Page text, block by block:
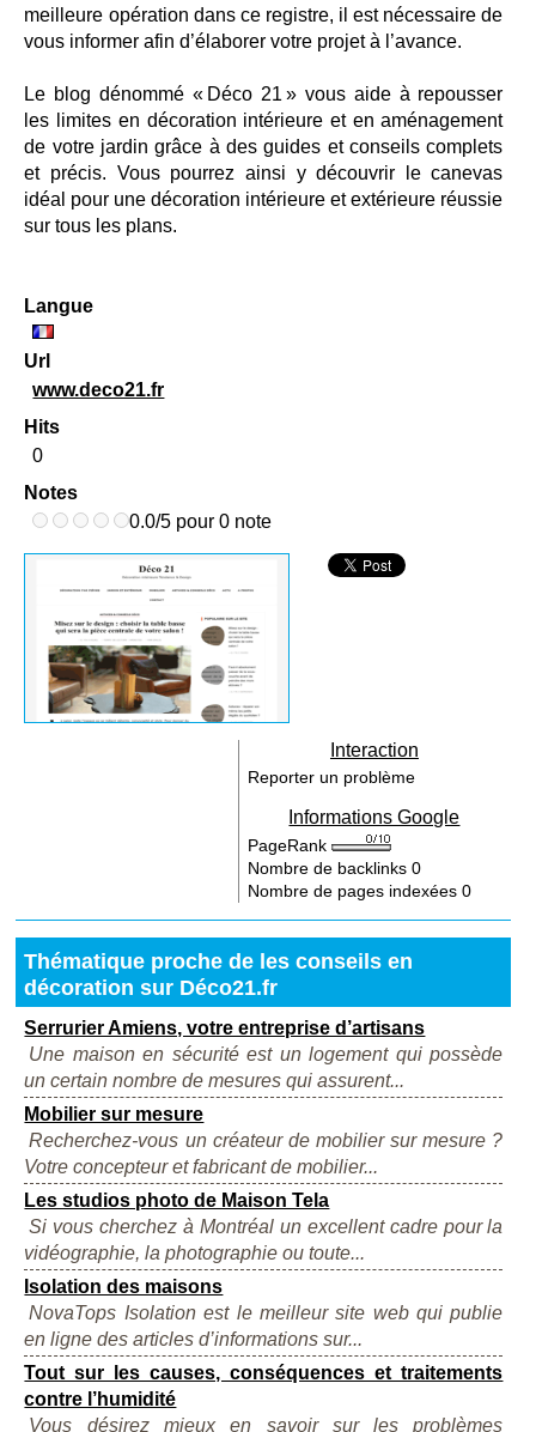
meilleure opération dans ce registre, il est nécessaire de
vous informer afin d’élaborer votre projet à l’avance.
Le blog dénommé « Déco 21 » vous aide à repousser
les limites en décoration intérieure et en aménagement
de votre jardin grâce à des guides et conseils complets
et précis. Vous pourrez ainsi y découvrir le canevas
idéal pour une décoration intérieure et extérieure réussie
sur tous les plans.
Langue
Url
www.deco21.fr
Hits
0
Notes
0.0/5 pour 0 note
Interaction
Reporter un problème
Informations Google
PageRank
Nombre de backlinks0
Nombre de pages indexées0
Thématique proche de les conseils en
décoration sur Déco21.fr
Serrurier Amiens, votre entreprise d’artisans
Une maison en sécurité est un logement qui possède
un certain nombre de mesures qui assurent...
Mobilier sur mesure
Recherchez-vous un créateur de mobilier sur mesure ?
Votre concepteur et fabricant de mobilier...
Les studios photo de Maison Tela
Si vous cherchez à Montréal un excellent cadre pour la
vidéographie, la photographie ou toute...
Isolation des maisons
NovaTops Isolation est le meilleur site web qui publie
en ligne des articles d’informations sur...
Tout sur les causes, conséquences et traitements
contre l’humidité
Vous désirez mieux en savoir sur les problèmes